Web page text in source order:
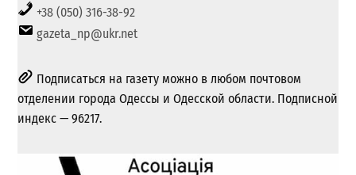
+38 (050) 316-38-92
gazeta_np@ukr.net
Подписаться на газету можно в любом почтовом
отделении города Одессы и Одесской области. Подписной
индекс — 96217.